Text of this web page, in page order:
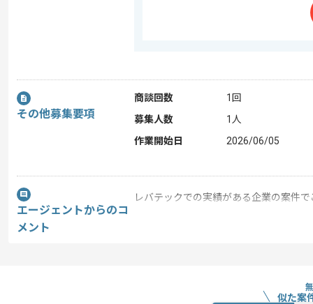
その他募集要項
商談回数
1回
募集人数
1人
作業開始日
2026/06/05
エージェントからのコ
メント
レバテックでの実績がある企業の案件
新しいアイディアや技術を積極的に導入
似た案